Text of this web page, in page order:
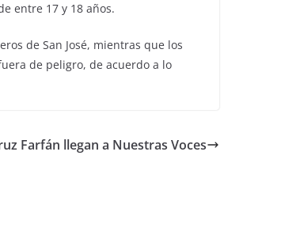
entre 17 y 18 años.
de San José, mientras que los
de peligro, de acuerdo a lo
Farfán llegan a Nuestras Voces